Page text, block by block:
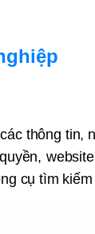
thông tin,
cụ tìm kiếm